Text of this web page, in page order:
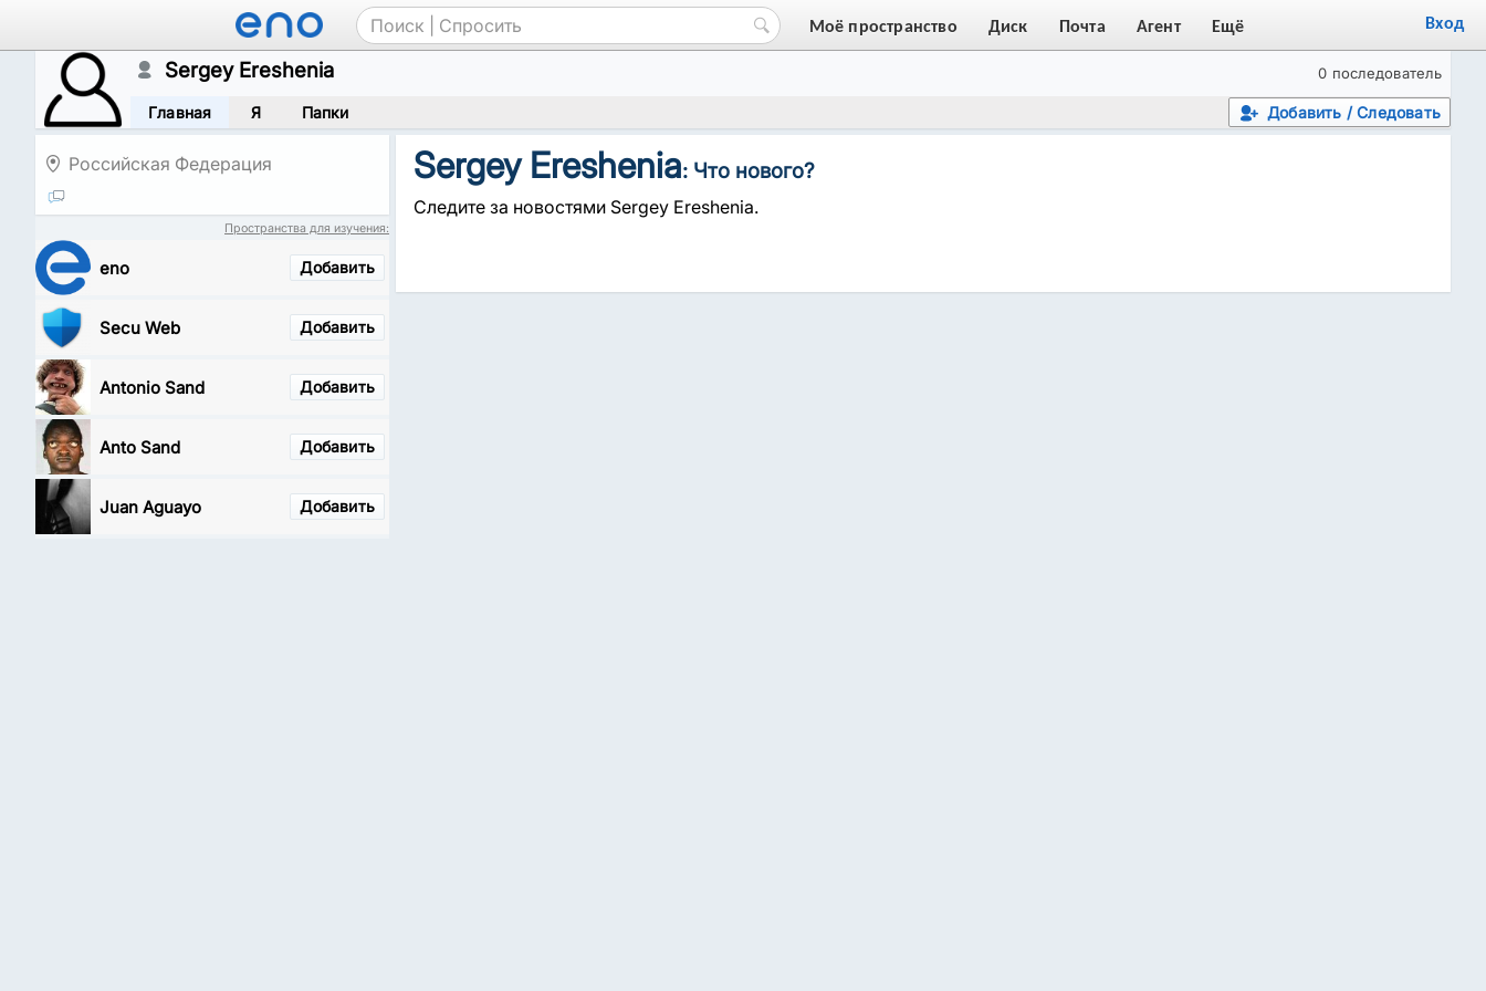
Моё пространство Диск Почта Агент Ещё Вход
0 последователь
Sergey Ereshenia
Добавить / Следовать
Главная Я Папки
Российская Федерация
Пространства для изучения:
Добавить
eno
Добавить
Secu Web
Добавить
Antonio Sand
Добавить
Anto Sand
Добавить
Juan Aguayo
Sergey Ereshenia: Что нового?
Следите за новостями Sergey Ereshenia.